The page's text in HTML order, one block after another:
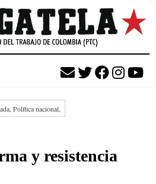
Política nacional,
y resistencia